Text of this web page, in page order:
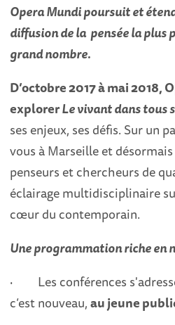
Opera Mundi poursuit et
diffusion de la pensée la plus
grand nombre.
D’octobre 2017 à mai 2018,
explorerLe vivant dans tous
ses enjeux, ses défis. Sur un
vous à Marseille et
penseurs et chercheurs de
éclairage multidisciplinaire
cœur du contemporain.
Une programmation riche en
· Les conférences
c’est nouveau,au jeune